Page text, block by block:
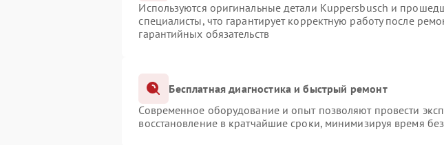
Используются оригинальные детали Kuppersbusch и
специалисты, что гарантирует корректную работу после
гарантийных обязательств
Бесплатная диагностика и быстрый ремонт
Современное оборудование и опыт позволяют провести
восстановление в кратчайшие сроки, минимизируя время без